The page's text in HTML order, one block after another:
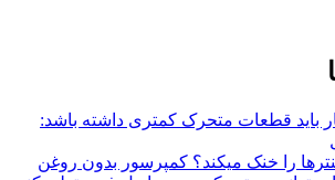
باید قطعات متحرک کمتری داشته باشد:
را خنک میکند؟ کمپرسور بدون روغن